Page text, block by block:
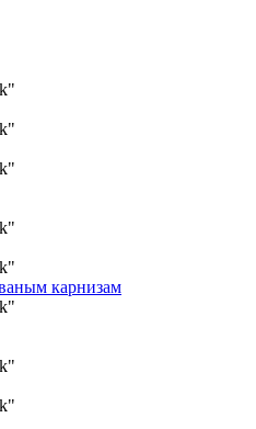
карнизам